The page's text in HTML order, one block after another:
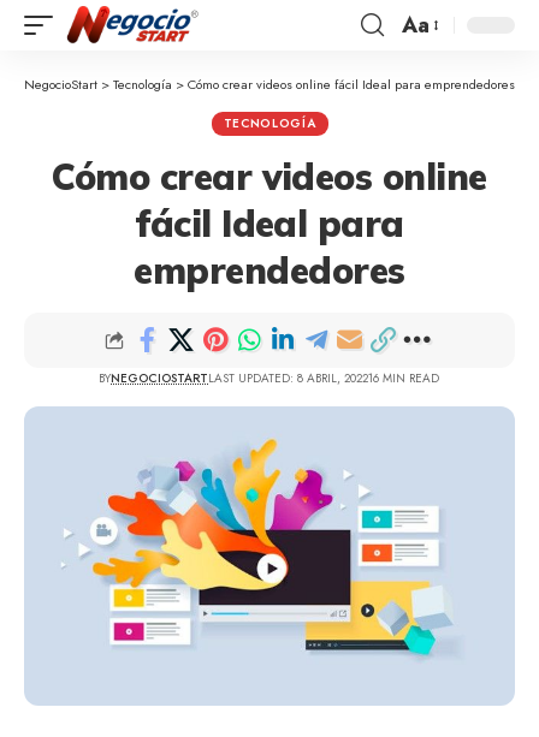
Aa
NegocioStart >Tecnología >Cómo crear videos online fácil Ideal para emprendedores
TECNOLOGÍA
Cómo crear videos online
fácil Ideal para
emprendedores
BYNEGOCIOSTARTLAST UPDATED: 8 ABRIL, 202216 MIN READ